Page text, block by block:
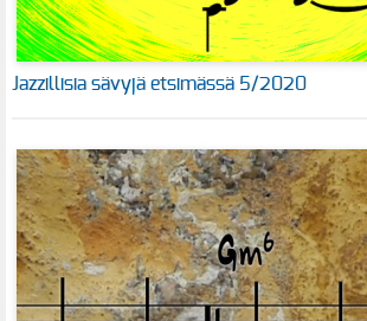
Jazzillisia sävyjä etsimässä 5/2020